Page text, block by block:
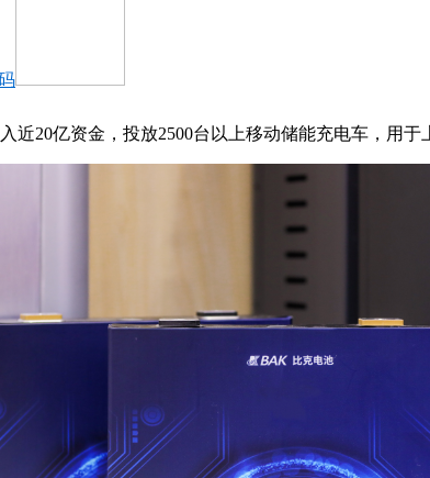
20亿资金，投放2500台以上移动储能充电车，用